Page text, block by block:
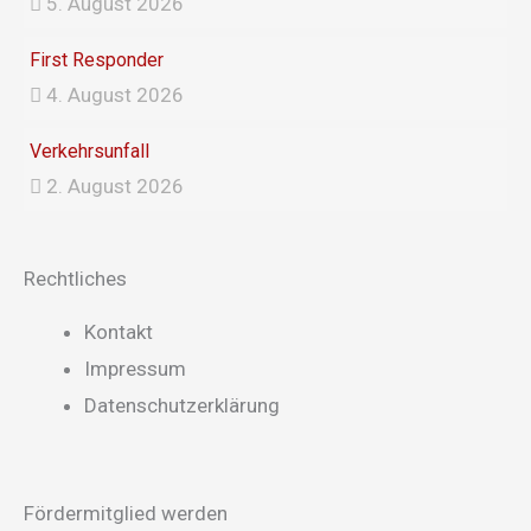
First Responder
4. August 2026
Verkehrsunfall
2. August 2026
Rechtliches
Main
Menu
Kontakt
Impressum
Datenschutzerklärung
Fördermitglied werden